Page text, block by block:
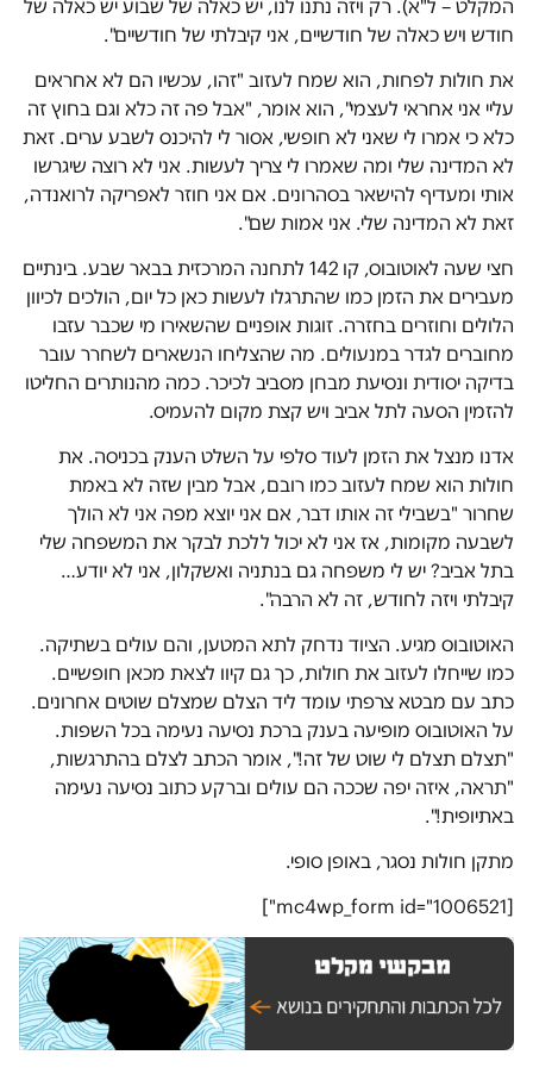
המקלט – ל"א). רק ויזה נתנו לנו, יש כאלה של שבוע יש כאלה של
חודש ויש כאלה של חודשיים, אני קיבלתי של חודשיים".
את חולות לפחות, הוא שמח לעזוב "זהו, עכשיו הם לא אחראים
עליי אני אחראי לעצמי", הוא אומר, "אבל פה זה כלא וגם בחוץ זה
כלא כי אמרו לי שאני לא חופשי, אסור לי להיכנס לשבע ערים. זאת
לא המדינה שלי ומה שאמרו לי צריך לעשות. אני לא רוצה שיגרשו
אותי ומעדיף להישאר בסהרונים. אם אני חוזר לאפריקה לרואנדה,
זאת לא המדינה שלי. אני אמות שם".
חצי שעה לאוטובוס, קו 142 לתחנה המרכזית בבאר שבע. בינתיים
מעבירים את הזמן כמו שהתרגלו לעשות כאן כל יום, הולכים לכיוון
הלולים וחוזרים בחזרה. זוגות אופניים שהשאירו מי שכבר עזבו
מחוברים לגדר במנעולים. מה שהצליחו הנשארים לשחרר עובר
בדיקה יסודית ונסיעת מבחן מסביב לכיכר. כמה מהנותרים החליטו
להזמין הסעה לתל אביב ויש קצת מקום להעמיס.
אדנו מנצל את הזמן לעוד סלפי על השלט הענק בכניסה. את
חולות הוא שמח לעזוב כמו רובם, אבל מבין שזה לא באמת
שחרור "בשבילי זה אותו דבר, אם אני יוצא מפה אני לא הולך
לשבעה מקומות, אז אני לא יכול ללכת לבקר את המשפחה שלי
בתל אביב? יש לי משפחה גם בנתניה ואשקלון, אני לא יודע…
קיבלתי ויזה לחודש, זה לא הרבה".
האוטובוס מגיע. הציוד נדחק לתא המטען, והם עולים בשתיקה.
כמו שייחלו לעזוב את חולות, כך גם קיוו לצאת מכאן חופשיים.
כתב עם מבטא צרפתי עומד ליד הצלם שמצלם שוטים אחרונים.
על האוטובוס מופיעה בענק ברכת נסיעה נעימה בכל השפות.
"תצלם תצלם לי שוט של זה!", אומר הכתב לצלם בהתרגשות,
"תראה, איזה יפה שככה הם עולים וברקע כתוב נסיעה נעימה
באתיופית!".
מתקן חולות נסגר, באופן סופי.
[mc4wp_form id="1006521"]